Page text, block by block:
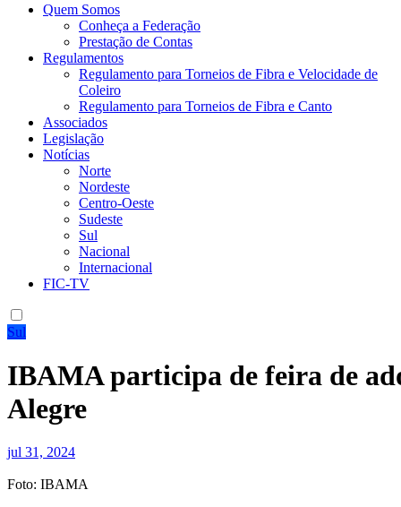
Site da Federação Internacional dos Criadores de Pássaros
Quem Somos
Conheça a Federação
Prestação de Contas
Regulamentos
Regulamento para Torneios de Fibra e Velocidade de
Coleiro
Regulamento para Torneios de Fibra e Canto
Associados
Legislação
Notícias
Norte
Nordeste
Centro-Oeste
Sudeste
Sul
Nacional
Internacional
FIC-TV
Sul
IBAMA participa de feira de
Alegre
jul 31, 2024
Foto: IBAMA